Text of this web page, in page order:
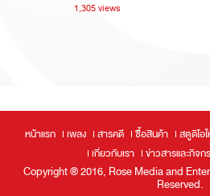
1,305 views
หน้าแรก เพลง สารคดี ซื้อสินค้า สตูดิโอ
เกี่ยวกับเรา
ข่าวสารและกิจก
Copyright ® 2016, Rose Media and
Reserved.